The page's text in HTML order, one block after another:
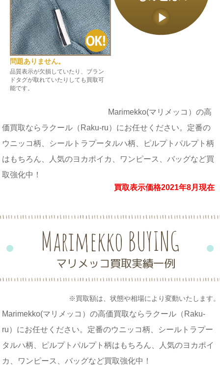
問題ありません。
品質表示が欠損していたり、ブラン
ドタグが取れていたりしても買取可
能です。
Marimekko(マリメッコ）の高
価買取ならラクール（Raku-ru）にお任せください。定番の
ウニッコ柄、シールトラプータルハ柄、ピルプトパルプト柄
はもちろん、人気のヨカポイカ、ワンピース、バッグなど買
取強化中！
買取表示価格2021年8月現在
Marimekko BUYING
マリメッコ買取実績一例
※買取額は、状態や相場により変動いたします。
Marimekko(マリメッコ）の高価買取ならラクール（Raku-
ru）にお任せください。定番のウニッコ柄、シールトラプー
タルハ柄、ピルプトパルプト柄はもちろん、人気のヨカポイ
カ、ワンピース、バッグなど買取強化中！